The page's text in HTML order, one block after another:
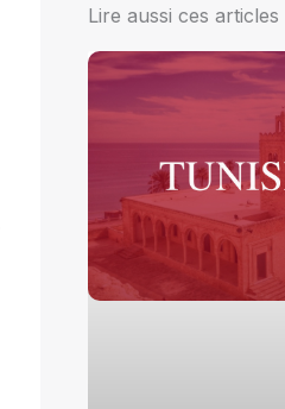
Lire aussi ces articles